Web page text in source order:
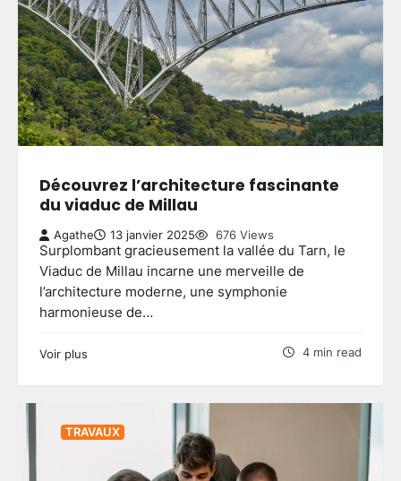
Découvrez l’architecture fascinante
du viaduc de Millau
Agathe 13 janvier 2025 676 Views
Surplombant gracieusement la vallée du Tarn, le
Viaduc de Millau incarne une merveille de
l’architecture moderne, une symphonie
harmonieuse de…
Voir plus 4 min read
TRAVAUX